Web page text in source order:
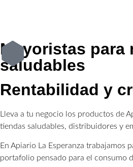
Mayoristas para
saludables
Rentabilidad y
Lleva a tu negocio los productos de
tiendas saludables, distribuidores y
En Apiario La Esperanza
portafolio pensado para el consumo